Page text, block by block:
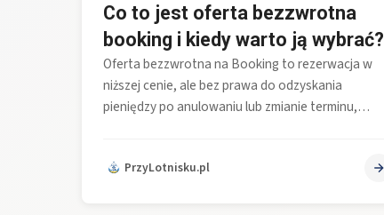
Co to jest oferta bezzwrotna
booking i kiedy warto ją wybrać?
Oferta bezzwrotna na Booking to rezerwacja w
niższej cenie, ale bez prawa do odzyskania
pieniędzy po anulowaniu lub zmianie terminu,…
PrzyLotnisku.pl